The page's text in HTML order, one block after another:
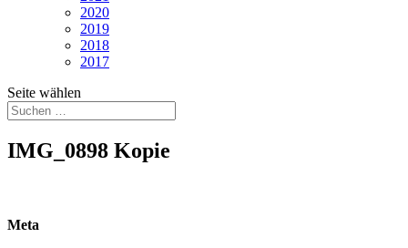
2020
2019
2018
2017
Seite wählen
IMG_0898 Kopie
Meta